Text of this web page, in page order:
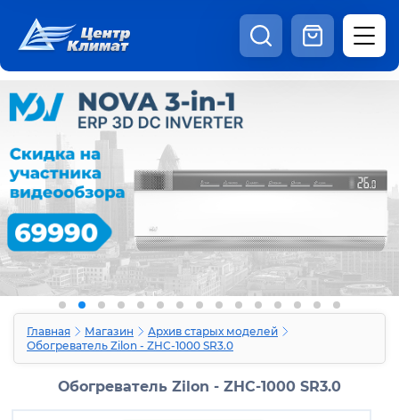
Каталог
Статьи
Наши работы Отзывы
Доставка и оплата Оферта
Контакты
8:00 - 20:00 Шоурум
Главная Магазин
Архив старых моделей
Обогреватель Zilon - ZHC-1000 SR3.0
Обогреватель Zilon - ZHC-1000 SR3.0